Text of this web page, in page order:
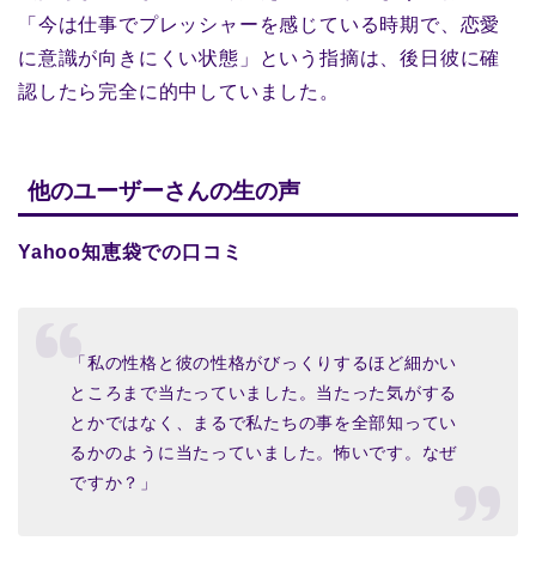
「今は仕事でプレッシャーを感じている時期で、恋愛
に意識が向きにくい状態」という指摘は、後日彼に確
認したら完全に的中していました。
他のユーザーさんの生の声
Yahoo知恵袋での口コミ
「私の性格と彼の性格がびっくりするほど細かい
ところまで当たっていました。当たった気がする
とかではなく、まるで私たちの事を全部知ってい
るかのように当たっていました。怖いです。なぜ
ですか？」